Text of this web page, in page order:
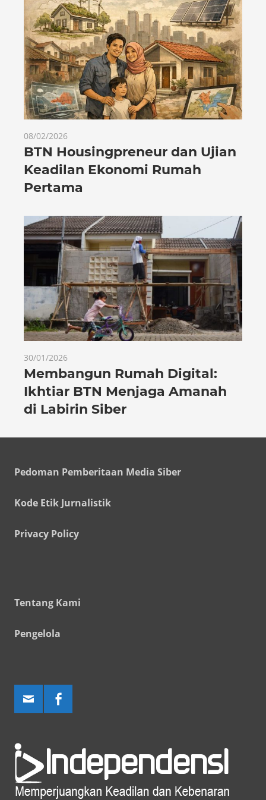
08/02/2026
BTN Housingpreneur dan Ujian
Keadilan Ekonomi Rumah
Pertama
30/01/2026
Membangun Rumah Digital:
Ikhtiar BTN Menjaga Amanah
di Labirin Siber
Pedoman Pemberitaan Media Siber
Kode Etik Jurnalistik
Privacy Policy
Tentang Kami
Pengelola